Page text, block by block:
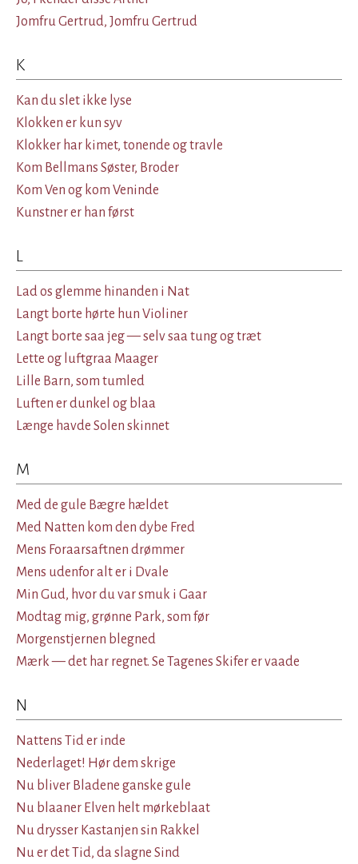
Jomfru Gertrud, Jomfru Gertrud
K
Kan du slet ikke lyse
Klokken er kun syv
Klokker har kimet, tonende og travle
Kom Bellmans Søster, Broder
Kom Ven og kom Veninde
Kunstner er han først
L
Lad os glemme hinanden i Nat
Langt borte hørte hun Violiner
Langt borte saa jeg — selv saa tung og træt
Lette og luftgraa Maager
Lille Barn, som tumled
Luften er dunkel og blaa
Længe havde Solen skinnet
M
Med de gule Bægre hældet
Med Natten kom den dybe Fred
Mens Foraarsaftnen drømmer
Mens udenfor alt er i Dvale
Min Gud, hvor du var smuk i Gaar
Modtag mig, grønne Park, som før
Morgenstjernen blegned
Mærk — det har regnet. Se Tagenes Skifer er vaade
N
Nattens Tid er inde
Nederlaget! Hør dem skrige
Nu bliver Bladene ganske gule
Nu blaaner Elven helt mørkeblaat
Nu drysser Kastanjen sin Rakkel
Nu er det Tid, da slagne Sind